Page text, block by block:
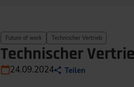
Future of work Technischer Vertrieb
Technischer
24.09.2024 Teilen